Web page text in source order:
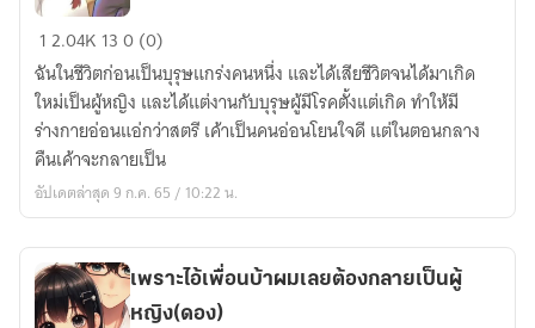
มือ
ของ
ตนเอง
ท่าน
สามี
คะ(ครับ)!!
ท่าน
แน่ใจ
นะ
ท่าน
อยู่(ปก
ชั่วคราว)
12.04K 130 (0)
ฉันในชีวิตก่อนเป็นบุรุษแกร่งคนหนึ่ง และได้เสียชีวิตจนได้มาเกิด
ใหม่เป็นผู้หญิง และได้แต่งานกับบุรุษผู้มีโรคตั้งแต่เกิด ทำให้มี
ร่างกายอ่อนแอ่กว่าสตรี เค้าเป็นคนอ่อนโยนใจดี แต่ในตอนกลาง
คืนเค้าจะกลายเป็น
อัปเดตล่าสุด 9 ก.ค. 65 / 10:22 น.
เพราะไอ้เพื่อนบ้าผมเลยต้องกลายเป็นผู้
หญิง(ดอง)